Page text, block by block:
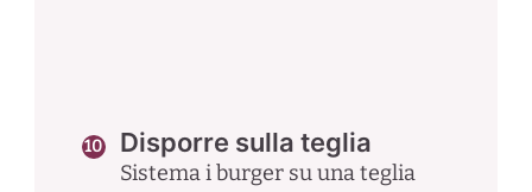
Disporre sulla teglia
Sistema i burger su una teglia